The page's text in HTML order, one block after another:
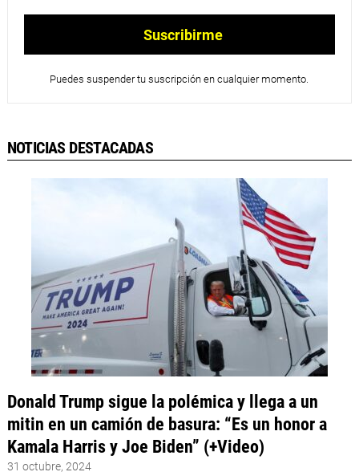
Puedes suspender tu suscripción en cualquier momento.
NOTICIAS DESTACADAS
Donald Trump sigue la polémica y llega a un
mitin en un camión de basura: “Es un honor a
Kamala Harris y Joe Biden” (+Video)
31 octubre, 2024